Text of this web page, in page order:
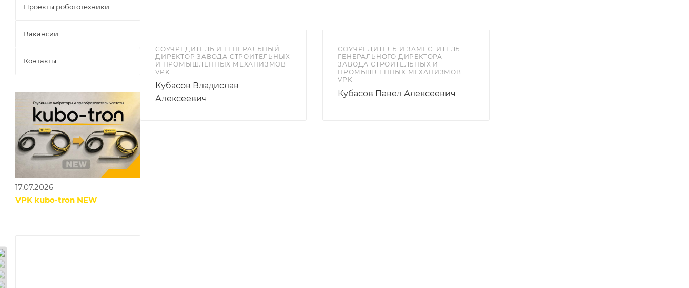
СОУЧРЕДИТЕЛЬ И ГЕНЕРАЛЬНЫЙ
ДИРЕКТОР ЗАВОДА СТРОИТЕЛЬНЫХ
И ПРОМЫШЛЕННЫХ МЕХАНИЗМОВ
VPK
Кубасов Владислав
Алексеевич
СОУЧРЕДИТЕЛЬ И ЗАМЕСТИТЕЛЬ
ГЕНЕРАЛЬНОГО ДИРЕКТОРА
ЗАВОДА СТРОИТЕЛЬНЫХ И
ПРОМЫШЛЕННЫХ МЕХАНИЗМОВ
VPK
Кубасов Павел Алексеевич
Проекты робототехники
Вакансии
Контакты
17.07.2026
VPK kubo-tron NEW